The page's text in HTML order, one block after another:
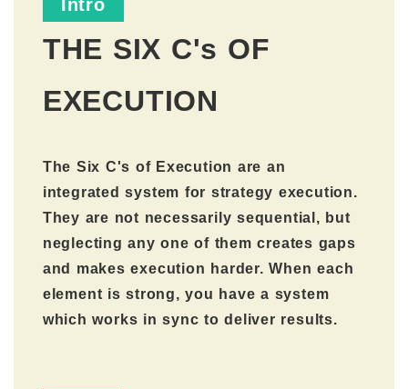
Intro
THE SIX C's OF
EXECUTION
The Six C's of Execution are an
integrated system for strategy execution.
They are not necessarily sequential, but
neglecting any one of them creates gaps
and makes execution harder. When each
element is strong, you have a system
which works in sync to deliver results.